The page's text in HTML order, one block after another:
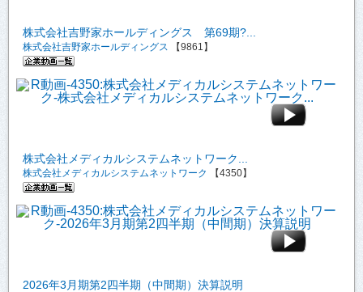
株式会社吉野家ホールディングス 第69期?...
株式会社吉野家ホールディングス 【9861】
株式会社メディカルシステムネットワーク...
株式会社メディカルシステムネットワーク 【4350】
2026年3月期第2四半期（中間期）決算説明